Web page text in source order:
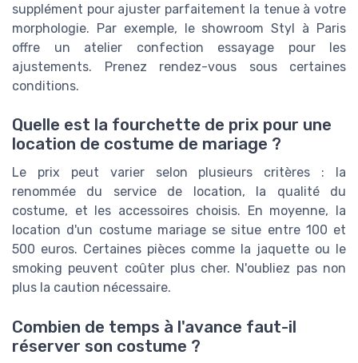
supplément pour ajuster parfaitement la tenue à votre
morphologie. Par exemple, le showroom Styl à Paris
offre un atelier confection essayage pour les
ajustements. Prenez rendez-vous sous certaines
conditions.
Quelle est la fourchette de prix pour une
location de costume de mariage ?
Le prix peut varier selon plusieurs critères : la
renommée du service de location, la qualité du
costume, et les accessoires choisis. En moyenne, la
location d'un costume mariage se situe entre 100 et
500 euros. Certaines pièces comme la jaquette ou le
smoking peuvent coûter plus cher. N'oubliez pas non
plus la caution nécessaire.
Combien de temps à l'avance faut-il
réserver son costume ?